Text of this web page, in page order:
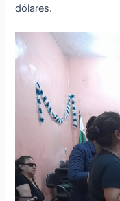
dólares.